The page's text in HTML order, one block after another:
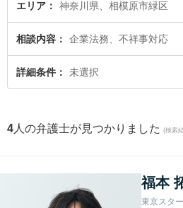
区で土日や夜間に発生した不祥事対応のトラ
い』『不祥事対応のトラブル解決の実績豊富
『初回相談無料で不祥事対応を法律相談でき
エリア 神奈川県、相模原市緑区
相談内容 企業法務、不祥事対応
詳細条件 未選択
4 人の弁護士が見つかりました (検索
福本
東京スタ